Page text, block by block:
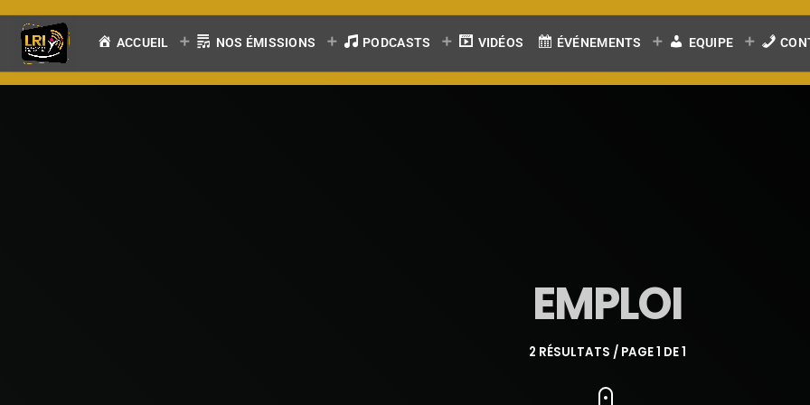
ACCUEIL NOS ÉMISSIONS PODCASTS VIDÉOS ÉVÉNEMENTS EQUIPE
EMPLOI
2 RÉSULTATS / PAGE 1 DE 1